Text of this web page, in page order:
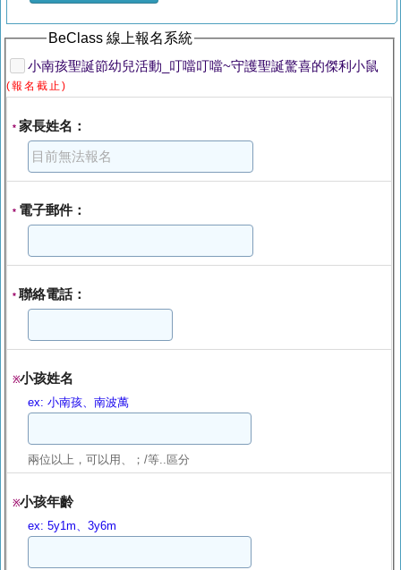
BeClass 線上報名系統
小南孩聖誕節幼兒活動_叮噹叮噹~守護聖誕驚喜的傑利小鼠
(報名截止)
* 家長姓名：
* 電子郵件：
* 聯絡電話：
※小孩姓名
ex: 小南孩、南波萬
兩位以上，可以用、；/等..區分
※小孩年齡
ex: 5y1m、3y6m